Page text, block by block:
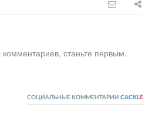
станьте первым.
СОЦИАЛЬНЫЕ КОММЕНТАРИИ CACKL E